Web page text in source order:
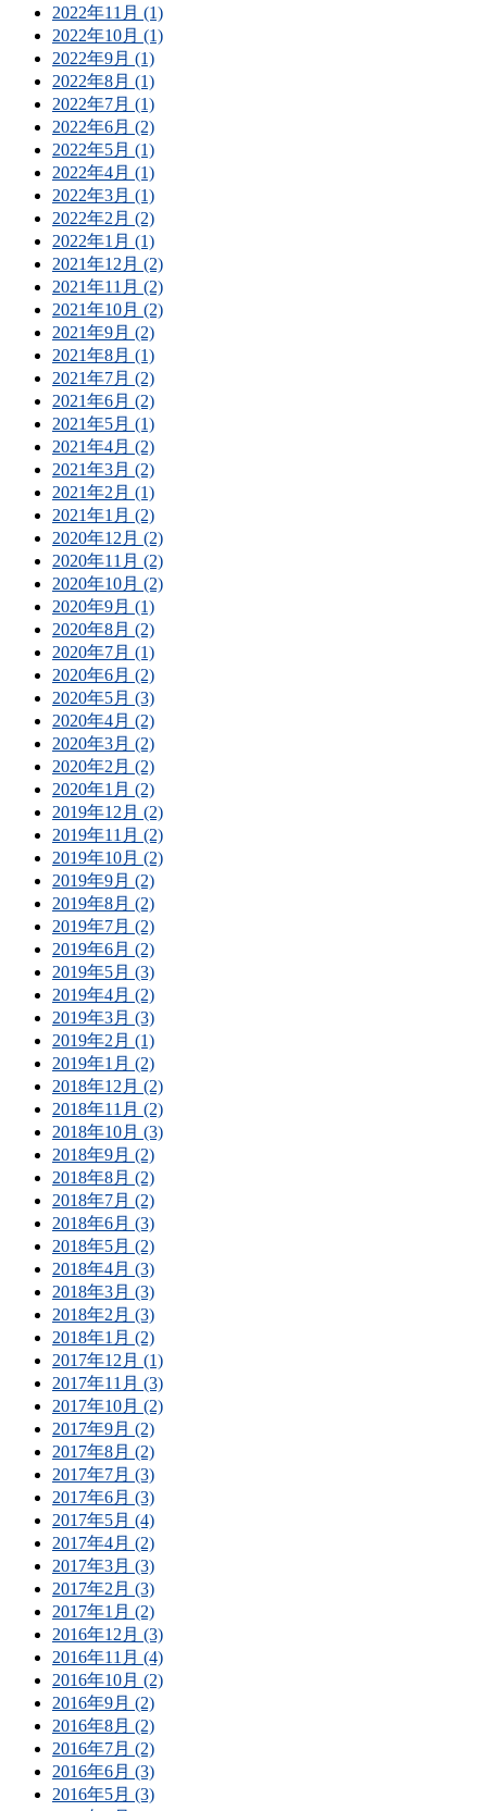
2022年11月 (1)
2022年10月 (1)
2022年9月 (1)
2022年8月 (1)
2022年7月 (1)
2022年6月 (2)
2022年5月 (1)
2022年4月 (1)
2022年3月 (1)
2022年2月 (2)
2022年1月 (1)
2021年12月 (2)
2021年11月 (2)
2021年10月 (2)
2021年9月 (2)
2021年8月 (1)
2021年7月 (2)
2021年6月 (2)
2021年5月 (1)
2021年4月 (2)
2021年3月 (2)
2021年2月 (1)
2021年1月 (2)
2020年12月 (2)
2020年11月 (2)
2020年10月 (2)
2020年9月 (1)
2020年8月 (2)
2020年7月 (1)
2020年6月 (2)
2020年5月 (3)
2020年4月 (2)
2020年3月 (2)
2020年2月 (2)
2020年1月 (2)
2019年12月 (2)
2019年11月 (2)
2019年10月 (2)
2019年9月 (2)
2019年8月 (2)
2019年7月 (2)
2019年6月 (2)
2019年5月 (3)
2019年4月 (2)
2019年3月 (3)
2019年2月 (1)
2019年1月 (2)
2018年12月 (2)
2018年11月 (2)
2018年10月 (3)
2018年9月 (2)
2018年8月 (2)
2018年7月 (2)
2018年6月 (3)
2018年5月 (2)
2018年4月 (3)
2018年3月 (3)
2018年2月 (3)
2018年1月 (2)
2017年12月 (1)
2017年11月 (3)
2017年10月 (2)
2017年9月 (2)
2017年8月 (2)
2017年7月 (3)
2017年6月 (3)
2017年5月 (4)
2017年4月 (2)
2017年3月 (3)
2017年2月 (3)
2017年1月 (2)
2016年12月 (3)
2016年11月 (4)
2016年10月 (2)
2016年9月 (2)
2016年8月 (2)
2016年7月 (2)
2016年6月 (3)
2016年5月 (3)